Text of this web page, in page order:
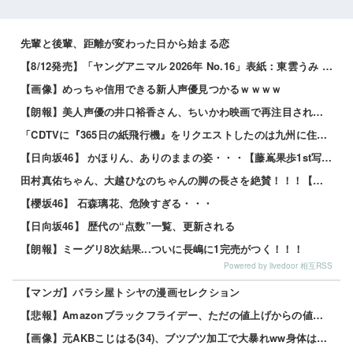
先輩と後輩、距離が変わった日から始まる恋
【8/12発売】「ヤングアニマル 2026年 No.16」表紙：東雲うみ / 虹咲カリナ
【画像】めっちゃ信用できる新人声優見つかるｗｗｗｗ
【朗報】美人声優の井口裕香さん、ちいかわ映画で再注目されるｗｗｗｗ
「CDTVに『365日の紙飛行機』をリクエストしたのは九州に住む中学生」←この事実って結構デカいよな【AKB48】
【日向坂46】 かほりん、ありのままの姿・・・【藤嶌果歩1st写真集】
田村真佑ちゃん、大越ひなのちゃんの脚の長さを絶賛！！！【乃木坂46】
【櫻坂46】 石森璃花、危険すぎる・・・
【日向坂46】 歴代の“点数”一覧、更新される
【朗報】ミーグリ8次結果...ついに長嶋に1完売がつく！！！
Powered by livedoor 相互RSS
【マンガ】バラシ屋トシヤの漫画セレクション
【悲報】Amazonブラックフライデー、ただの値上げからの値下げセールだったｗｗｗ 他
【画像】元AKBこじはる(34)、ブツブツ加工で大暴れww身体はめっちゃいいのにな・・・ 他